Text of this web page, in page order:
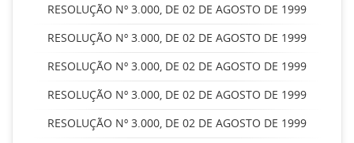
RESOLUÇÃO Nº 3.000, DE 02 DE AGOSTO DE 1999
RESOLUÇÃO Nº 3.000, DE 02 DE AGOSTO DE 1999
RESOLUÇÃO Nº 3.000, DE 02 DE AGOSTO DE 1999
RESOLUÇÃO Nº 3.000, DE 02 DE AGOSTO DE 1999
RESOLUÇÃO Nº 3.000, DE 02 DE AGOSTO DE 1999